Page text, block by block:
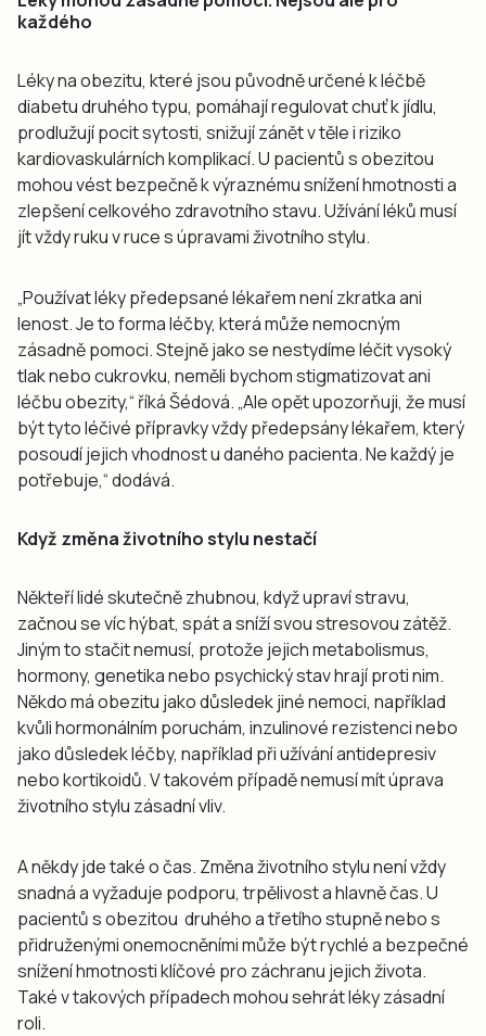
každého
Léky na obezitu, které jsou původně určené k léčbě
diabetu druhého typu, pomáhají regulovat chuť k jídlu,
prodlužují pocit sytosti, snižují zánět v těle i riziko
kardiovaskulárních komplikací. U pacientů s obezitou
mohou vést bezpečně k výraznému snížení hmotnosti a
zlepšení celkového zdravotního stavu. Užívání léků musí
jít vždy ruku v ruce s úpravami životního stylu.
„Používat léky předepsané lékařem není zkratka ani
lenost. Je to forma léčby, která může nemocným
zásadně pomoci. Stejně jako se nestydíme léčit vysoký
tlak nebo cukrovku, neměli bychom stigmatizovat ani
léčbu obezity,“ říká Šédová. „Ale opět upozorňuji, že musí
být tyto léčivé přípravky vždy předepsány lékařem, který
posoudí jejich vhodnost u daného pacienta. Ne každý je
potřebuje,“ dodává.
Když změna životního stylu nestačí
Někteří lidé skutečně zhubnou, když upraví stravu,
začnou se víc hýbat, spát a sníží svou stresovou zátěž.
Jiným to stačit nemusí, protože jejich metabolismus,
hormony, genetika nebo psychický stav hrají proti nim.
Někdo má obezitu jako důsledek jiné nemoci, například
kvůli hormonálním poruchám, inzulinové rezistenci nebo
jako důsledek léčby, například při užívání antidepresiv
nebo kortikoidů. V takovém případě nemusí mít úprava
životního stylu zásadní vliv.
A někdy jde také o čas. Změna životního stylu není vždy
snadná a vyžaduje podporu, trpělivost a hlavně čas. U
pacientů s obezitou druhého a třetího stupně nebo s
přidruženými onemocněními může být rychlé a bezpečné
snížení hmotnosti klíčové pro záchranu jejich života.
Také v takových případech mohou sehrát léky zásadní
roli.